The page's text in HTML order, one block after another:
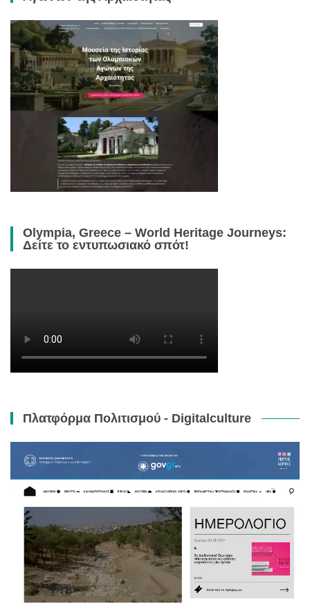
Olympia, Greece – World Heritage Journeys:
Δείτε το εντυπωσιακό σπότ!
Πλατφόρμα Πολιτισμού - Digitalculture